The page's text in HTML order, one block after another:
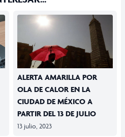
ALERTA AMARILLA POR
OLA DE CALOR EN LA
CIUDAD DE MÉXICO A
PARTIR DEL 13 DE JULIO
13 julio, 2023